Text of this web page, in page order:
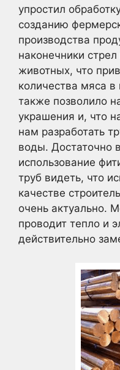
упростил
созданию
производства
наконечники
животных, что
количества мяса
также позволило
украшения и, что
нам разработать
воды. Достаточно
использование
труб видеть, что
качестве
очень актуально.
проводит тепло и
действительно